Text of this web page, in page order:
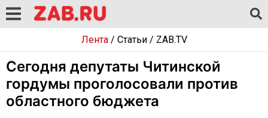
Лента/ Статьи/ ZAB.TV
Сегодня депутаты Читинской
гордумы проголосовали против
областного бюджета